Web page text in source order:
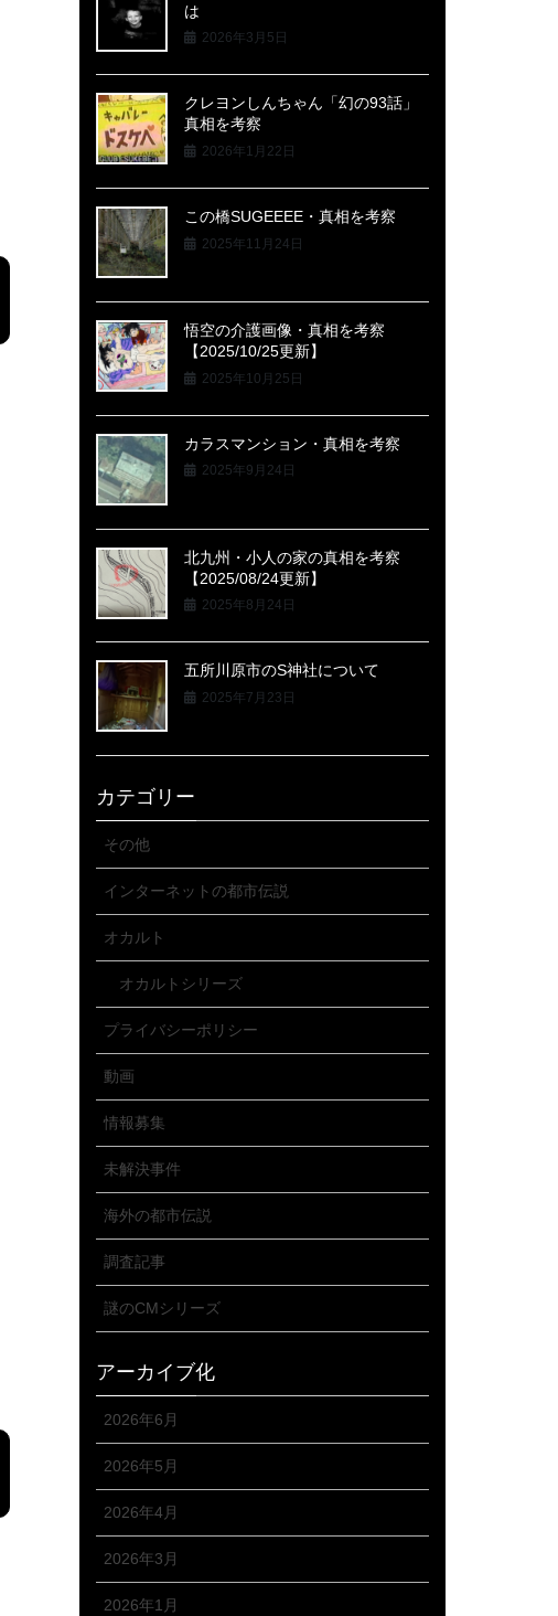
は
2026年3月5日
クレヨンしんちゃん「幻の93話」
真相を考察
2026年1月22日
この橋SUGEEEE・真相を考察
2025年11月24日
悟空の介護画像・真相を考察
【2025/10/25更新】
2025年10月25日
カラスマンション・真相を考察
2025年9月24日
北九州・小人の家の真相を考察
【2025/08/24更新】
2025年8月24日
五所川原市のS神社について
2025年7月23日
カテゴリー
その他
インターネットの都市伝説
オカルト
オカルトシリーズ
プライバシーポリシー
動画
情報募集
未解決事件
海外の都市伝説
調査記事
謎のCMシリーズ
アーカイブ化
2026年6月
2026年5月
2026年4月
2026年3月
2026年1月